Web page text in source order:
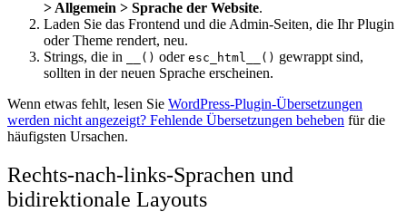
> Allgemein > Sprache der Website.
Laden Sie das Frontend und die Admin-Seiten, die Ihr Plugin
oder Theme rendert, neu.
Strings, die in
__() oder esc_html__() gewrappt sind,
sollten in der neuen Sprache erscheinen.
Wenn etwas fehlt, lesen Sie WordPress-Plugin-Übersetzungen
werden nicht angezeigt? Fehlende Übersetzungen beheben für die
häufigsten Ursachen.
Rechts-nach-links-Sprachen und
bidirektionale Layouts